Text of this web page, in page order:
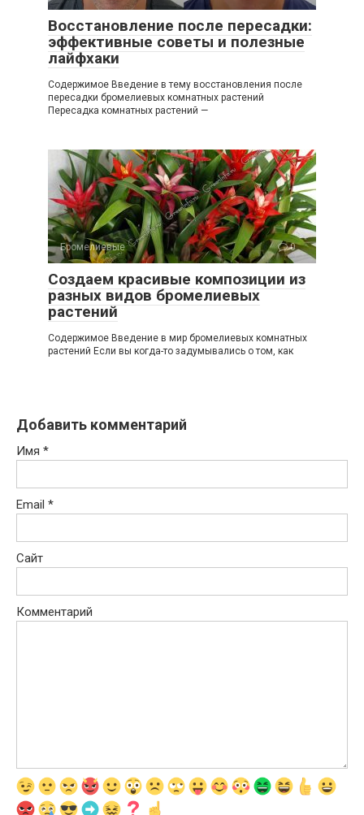
Восстановление после пересадки:
эффективные советы и полезные
лайфхаки
Содержимое Введение в тему восстановления после
пересадки бромелиевых комнатных растений
Пересадка комнатных растений —
Бромелиевые 0
Создаем красивые композиции из
разных видов бромелиевых
растений
Содержимое Введение в мир бромелиевых комнатных
растений Если вы когда-то задумывались о том, как
Добавить комментарий
Имя *
Email *
Сайт
Комментарий